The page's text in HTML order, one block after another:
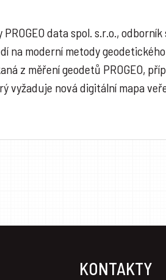
data spol. s.r.o.,
na moderní metody
z měření geodetů PROGEO,
vyžaduje nová digitální mapa
KONTAKTY